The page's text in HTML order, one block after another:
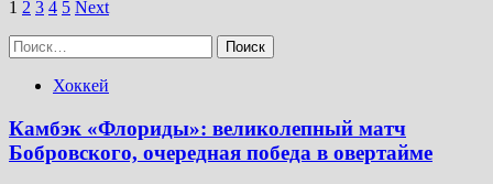
Пагинация
записей
1 2 3 4 5 Next
Найти:
Хоккей
Камбэк «Флориды»: великолепный матч
Бобровского, очередная победа в овертайме